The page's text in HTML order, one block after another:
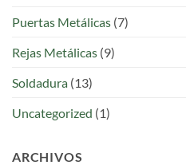
Puertas Metálicas (7)
Rejas Metálicas (9)
Soldadura (13)
Uncategorized (1)
ARCHIVOS